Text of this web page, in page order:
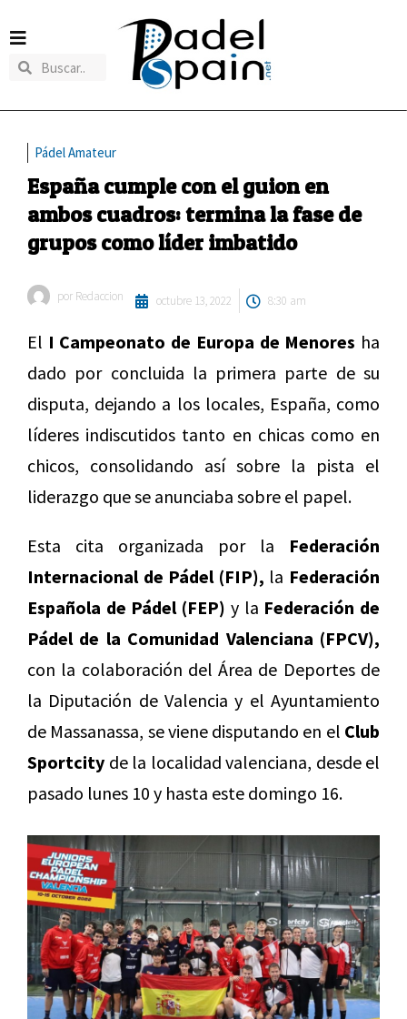
Pádel Amateur
España cumple con el guion en
ambos cuadros: termina la fase de
grupos como líder imbatido
por Redaccion octubre 13, 2022 8:30 am
El I Campeonato de Europa de Menores ha
dado por concluida la primera parte de su
disputa, dejando a los locales, España, como
líderes indiscutidos tanto en chicas como en
chicos, consolidando así sobre la pista el
liderazgo que se anunciaba sobre el papel.
Esta cita organizada por la Federación
Internacional de Pádel (FIP), la Federación
Española de Pádel (FEP) y la Federación de
Pádel de la Comunidad Valenciana (FPCV),
con la colaboración del Área de Deportes de
la Diputación de Valencia y el Ayuntamiento
de Massanassa, se viene disputando en el Club
Sportcity de la localidad valenciana, desde el
pasado lunes 10 y hasta este domingo 16.